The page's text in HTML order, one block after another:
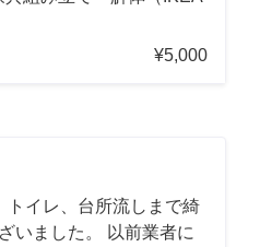
¥5,000
トイレ、台所流しまで綺
いました。 以前業者に